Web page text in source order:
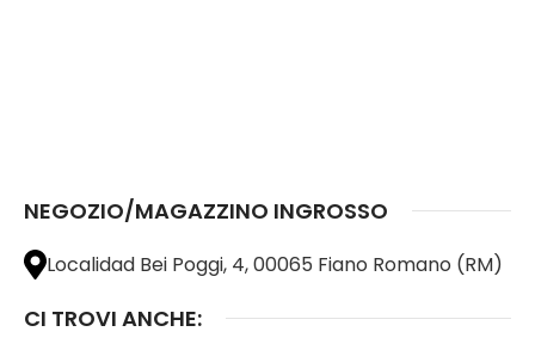
NEGOZIO/MAGAZZINO INGROSSO
Localidad Bei Poggi, 4, 00065 Fiano Romano (RM)
CI TROVI ANCHE: